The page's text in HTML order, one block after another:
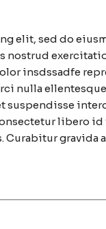
elit, sed do
nostrud
insdssadfe
nulla
suspendisse
libero
Curabitur